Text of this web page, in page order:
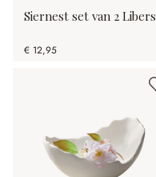
Siernest set van 2 Libers
€ 12,95